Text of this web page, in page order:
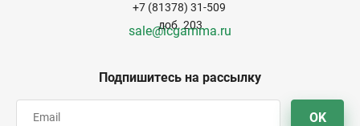
Подпишитесь на рассылку
OK
+7 (81378) 31-509
доб. 203
sale@icgamma.ru